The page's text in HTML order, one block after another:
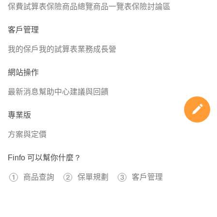
保費試算表保險商品總覽商品一覽表保險討論區
客戶管理
我的保戶我的試算表業務成長營
網站操作
最新消息幫助中心建議與回饋
專業版
方案與定價
Finfo 可以幫你什麼？
商品查詢 保單規劃 客戶管理